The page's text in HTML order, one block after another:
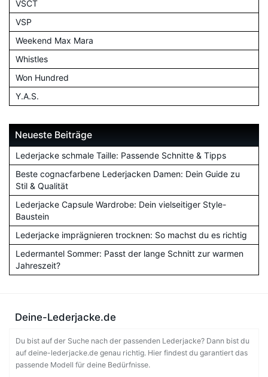
VSCT
VSP
Weekend Max Mara
Whistles
Won Hundred
Y.A.S.
Neueste Beiträge
Lederjacke schmale Taille: Passende Schnitte & Tipps
Beste cognacfarbene Lederjacken Damen: Dein Guide zu
Stil & Qualität
Lederjacke Capsule Wardrobe: Dein vielseitiger Style-
Baustein
Lederjacke imprägnieren trocknen: So machst du es richtig
Ledermantel Sommer: Passt der lange Schnitt zur warmen
Jahreszeit?
Deine-Lederjacke.de
Du bist auf der Suche nach der passenden Lederjacke? Dann bist du
auf deine-lederjacke.de genau richtig. Hier findest du garantiert das
passende Modell für deine Bedürfnisse.